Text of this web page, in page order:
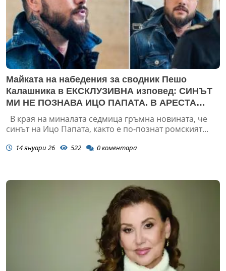
Майката на набедения за сводник Пешо
Калашника в ЕКСКЛУЗИВНА изповед: СИНЪТ
МИ НЕ ПОЗНАВА ИЦО ПАПАТА. В АРЕСТА
ПОМАГАШЕ НА БЛАГОМИР КОЦЕВ
В края на миналата седмица гръмна новината, че
синът на Ицо Папата, както е по-познат ромският...
14 януари 26 522 0коментара